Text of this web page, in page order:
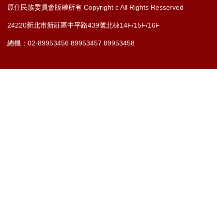
原住民族委員會版權所有 Copyright c All Rights Resserved
24220新北市新莊區中平路439號北棟14F/15F/16F
總機：02-89953456 89953457 89953458